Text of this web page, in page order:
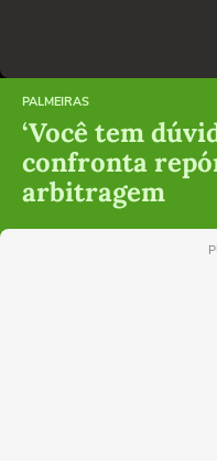
PALMEIRAS
‘Você tem
confronta
arbitragem